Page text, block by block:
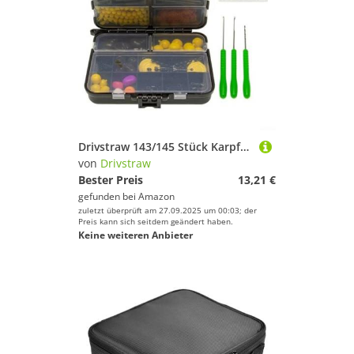
Drivstraw 143/145 Stück Karpfenangeln Terminal Tackle Box mit Haken, Wirbel, Perlen und Schlauch für Haarhubschrauber für Chod Rig Herstellung in Süß- und Salzwasser (145 Stück)
von Drivstraw
Bester Preis
13,21 €
gefunden bei Amazon
zuletzt überprüft am 27.09.2025 um 00:03; der
Preis kann sich seitdem geändert haben.
Keine weiteren Anbieter